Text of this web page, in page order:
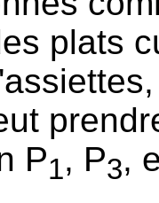
plats
P1, P3,